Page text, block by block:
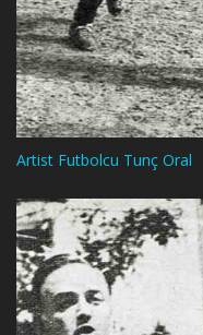
Artist Futbolcu Tunç Oral